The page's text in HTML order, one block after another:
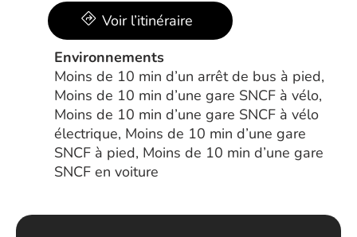
Voir l’itinéraire
Environnements
Moins de 10 min d’un arrêt de bus à pied,
Moins de 10 min d’une gare SNCF à vélo,
Moins de 10 min d’une gare SNCF à vélo
électrique, Moins de 10 min d’une gare
SNCF à pied, Moins de 10 min d’une gare
SNCF en voiture